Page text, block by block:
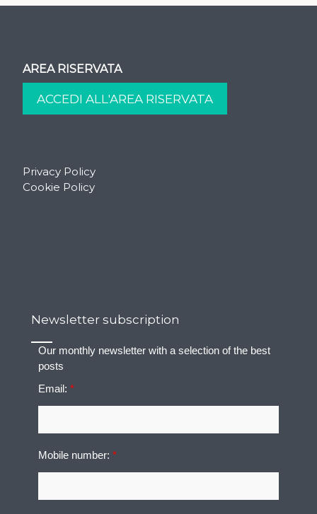
AREA RISERVATA
Privacy Policy
Cookie Policy
Newsletter subscription
Our monthly newsletter with a selection of the best
posts
Email:*
Mobile number:*